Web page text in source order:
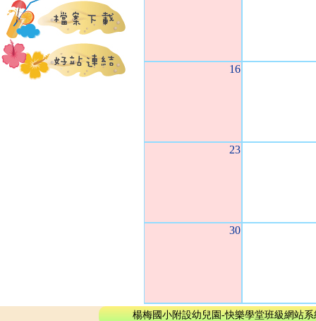
16
23
30
楊梅國小附設幼兒園-快樂學堂班級網站